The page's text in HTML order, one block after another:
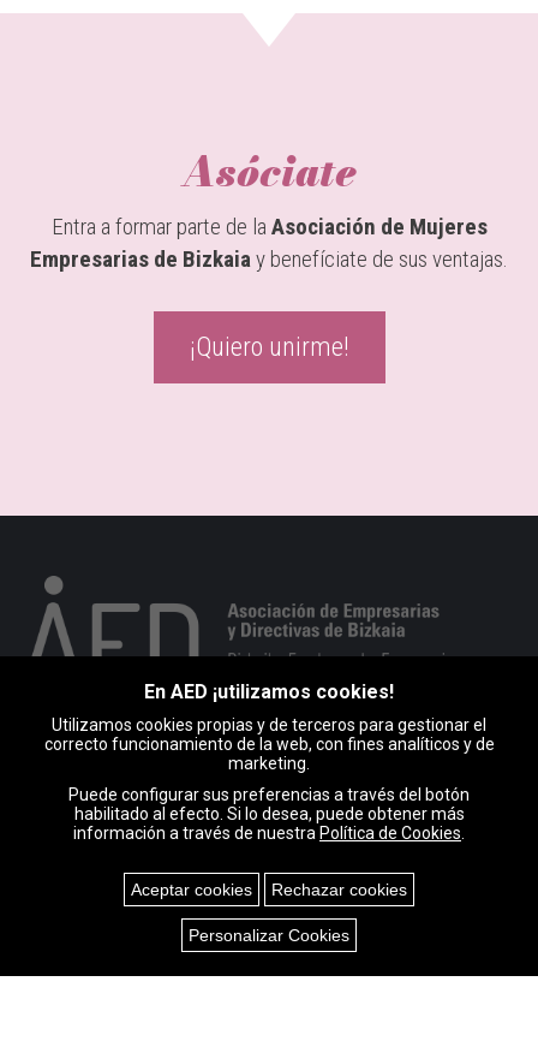
Asóciate
Entra a formar parte de la Asociación de Mujeres
Empresarias de Bizkaiay benefíciate de sus ventajas.
¡Quiero unirme!
Portuko markesaren kalea 10, 1. esk. 48008 BILBO
946 793 513
Encuéntranos en:
Facebook
X
opens
Linkedin
page
opens
Instagram
page
opens
Mail
page
opens
in
En AED ¡utilizamos cookies!
Utilizamos cookies propias y de terceros para gestionar el
correcto funcionamiento de la web, con fines analíticos y de
marketing.
Puede configurar sus preferencias a través del botón
habilitado al efecto. Si lo desea, puede obtener más
información a través de nuestra Política de Cookies
Aceptar cookies Rechazar cookies
Personalizar Cookies